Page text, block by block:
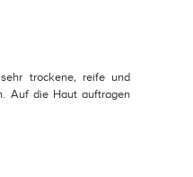
trockene, reife und
Auf die Haut auftragen